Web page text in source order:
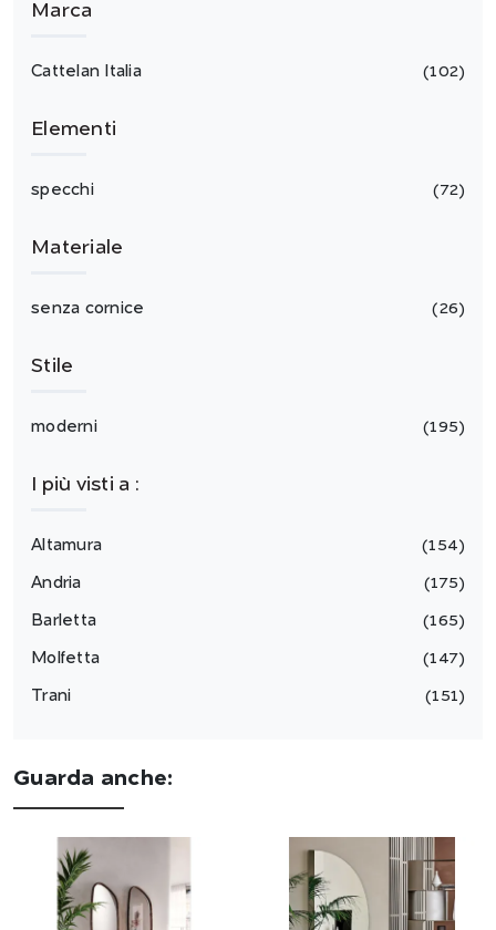
Marca
Cattelan Italia 102
Elementi
specchi 72
Materiale
senza cornice 26
Stile
moderni 195
I più visti a :
Altamura 154
Andria 175
Barletta 165
Molfetta 147
Trani 151
Guarda anche: